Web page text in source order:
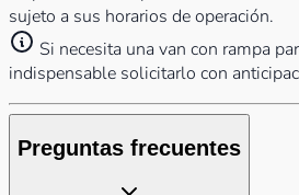
sujeto a sus horarios de operación.
Si necesita una van con rampa
indispensable solicitarlo con
Preguntas frecuentes